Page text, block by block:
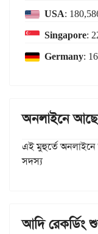
USA:
Singapore:
Germany:
অনলাইনে
এই মুহুর্তে
সদস্য
আদি রেকর্ডিং